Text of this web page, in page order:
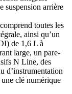
suspension arrière
toutes les
ainsi qu’un
de 1,6 L à
large, un pare-
N Line, des
d’instrumentation
clé numérique